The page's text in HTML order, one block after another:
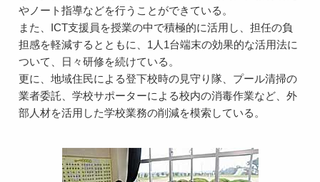
やノート指導などを行うことができている。
また、ICT支援員を授業の中で積極的に活用し、担任の負
担感を軽減するとともに、1人1台端末の効果的な活用法に
ついて、日々研修を続けている。
更に、地域住民による登下校時の見守り隊、プール清掃の
業者委託、学校サポーターによる校内の消毒作業など、外
部人材を活用した学校業務の削減を模索している。